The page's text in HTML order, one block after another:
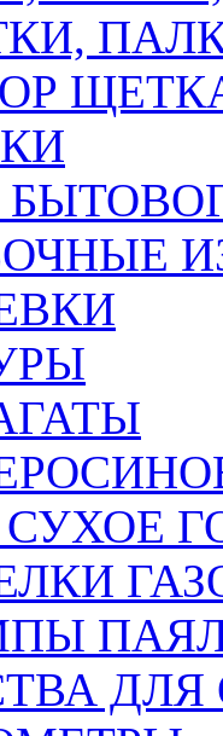
СУХОЕ